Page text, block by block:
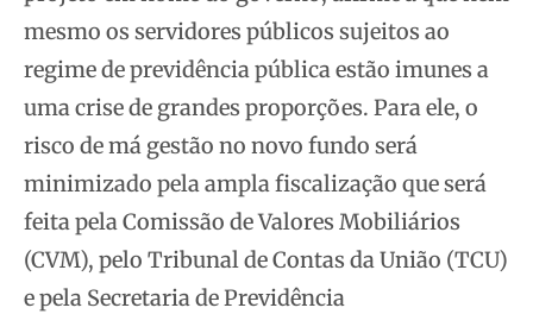
mesmo os servidores públicos sujeitos ao
regime de previdência pública estão imunes a
uma crise de grandes proporções. Para ele, o
risco de má gestão no novo fundo será
minimizado pela ampla fiscalização que será
feita pela Comissão de Valores Mobiliários
(CVM), pelo Tribunal de Contas da União (TCU)
e pela Secretaria de Previdência